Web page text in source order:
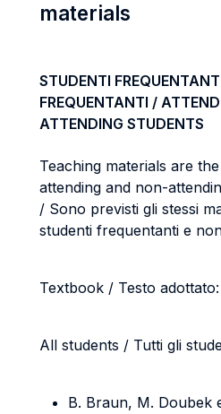
materials
STUDENTI
FREQUENTANTI /
ATTENDING STUDENTS
Teaching materials are
attending and non-
/ Sono previsti gli stessi
studenti frequentanti e
Textbook / Testo adottato:
All students / Tutti gli
B. Braun, M. Doubek